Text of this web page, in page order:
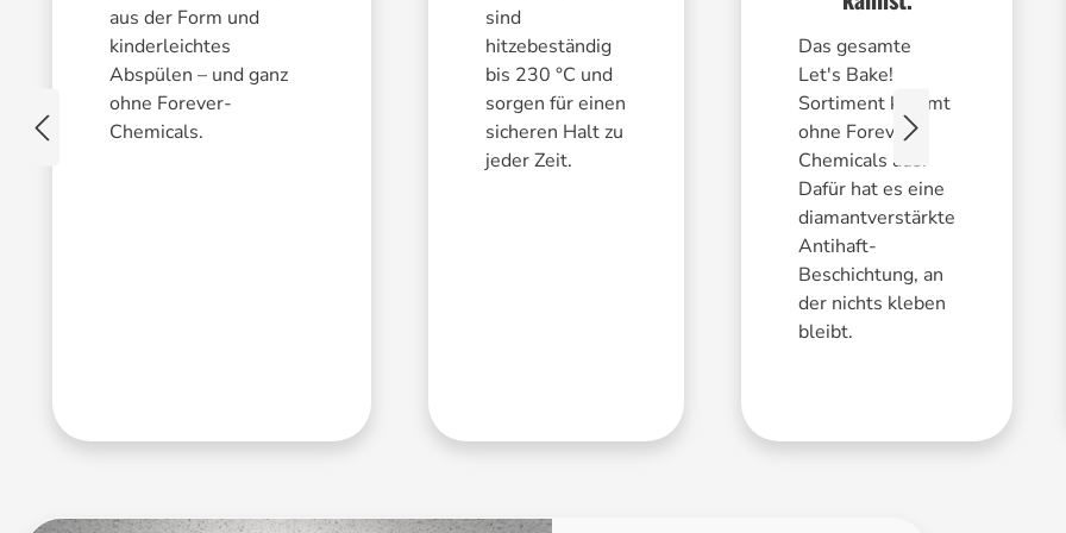
Reinigung:
Garantie:
Backen macht nicht nur Freude, es ist auch die Kunst, aus einfachen Zutaten etwas Magisches zu
schaffen. Umso wichtiger ist es, dass Du Dich dabei auf Dein Equipment verlassen kannst. Mit der
Let's Bake! Springform mit Schnellverriegelung von WOLL wird jedes Backvorhaben zum Erfolg.
Diese Springform kombiniert innovative Funktionen, hochwertige Materialien und modernen
perfekter Begleiter für jede Herausforderung in der Küche.
aus der Form und
kinderleichtes
Abspülen – und ganz
ohne Forever-
Chemicals.
sind
hitzebeständig
bis 230 °C und
sorgen für einen
sicheren Halt zu
jeder Zeit.
Das gesamte
Let's Bake!
Sortiment kommt
ohne Forever
Chemicals aus.
Dafür hat es eine
diamantverstärkte
Antihaft-
Beschichtung, an
der nichts kleben
bleibt.